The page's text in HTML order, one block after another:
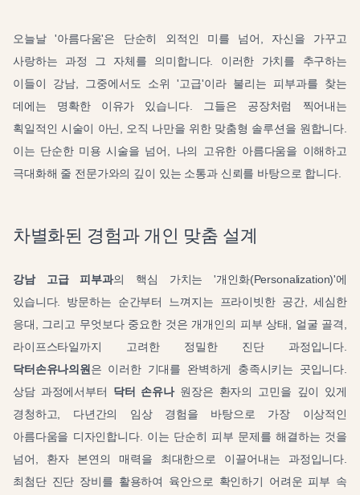
오늘날 '아름다움'은 단순히 외적인 미를 넘어, 자신을 가꾸고
사랑하는 과정 그 자체를 의미합니다. 이러한 가치를 추구하는
이들이 강남, 그중에서도 소위 '고급'이라 불리는 피부과를 찾는
데에는 명확한 이유가 있습니다. 그들은 공장처럼 찍어내는
획일적인 시술이 아닌, 오직 나만을 위한 맞춤형 솔루션을 원합니다.
이는 단순한 미용 시술을 넘어, 나의 고유한 아름다움을 이해하고
극대화해 줄 전문가와의 깊이 있는 소통과 신뢰를 바탕으로 합니다.
차별화된 경험과 개인 맞춤 설계
강남 고급 피부과의 핵심 가치는 '개인화(Personalization)'에
있습니다. 방문하는 순간부터 느껴지는 프라이빗한 공간, 세심한
응대, 그리고 무엇보다 중요한 것은 개개인의 피부 상태, 얼굴 골격,
라이프스타일까지 고려한 정밀한 진단 과정입니다.
닥터손유나의원은 이러한 기대를 완벽하게 충족시키는 곳입니다.
상담 과정에서부터 닥터 손유나원장은 환자의 고민을 깊이 있게
경청하고, 다년간의 임상 경험을 바탕으로 가장 이상적인
아름다움을 디자인합니다. 이는 단순히 피부 문제를 해결하는 것을
넘어, 환자 본연의 매력을 최대한으로 이끌어내는 과정입니다.
최첨단 진단 장비를 활용하여 육안으로 확인하기 어려운 피부 속